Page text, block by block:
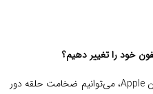
خود را تغییر دهیم؟
در بخش دیگری از تنظیمات موس ایفون Apple، می‌توانیم ضخامت حلقه دور